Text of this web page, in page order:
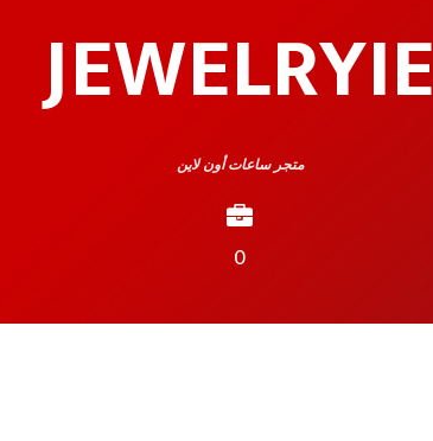
JEWELRYIE
متجر ساعات أون لاين
0